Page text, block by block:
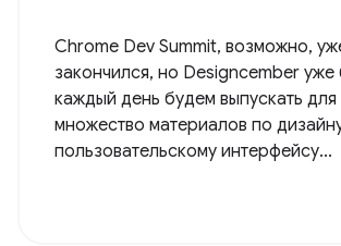
Chrome Dev Summit, возможно,
закончился, но Designcember
каждый день будем выпускать для
множество материалов по
пользовательскому интерфейсу...